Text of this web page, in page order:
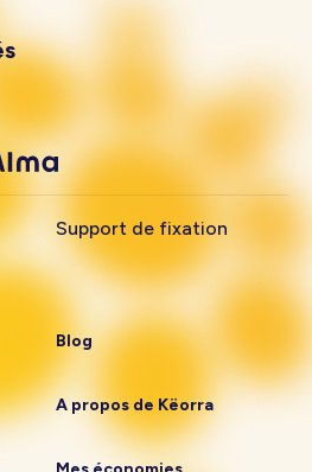
Support de fixation
Blog
A propos de Këorra